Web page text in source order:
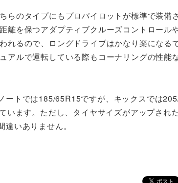
らのタイプにもプロパイロットが標準で装備
離を保つアダプティブクルーズコントロール
れるので、ロングドライブはかなり楽になる
アルで運転している際もコーナリングの性能
ートでは185/65R15ですが、キックスでは
ます。ただし、タイヤサイズがアップされ
いありません。